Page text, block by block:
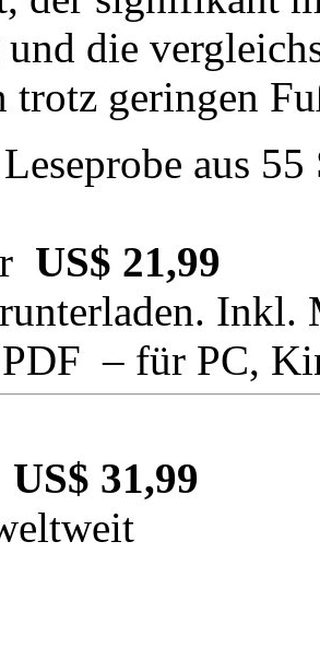
die
trotz geringen
aus
US$ 21,99
Inkl.
PDF – für PC,
US$ 31,99